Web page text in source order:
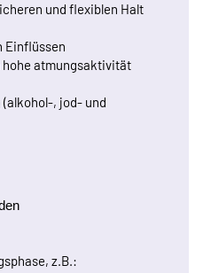
und flexiblen Halt
Einflüssen
hohe atmungsaktivität
, jod- und
z.B.: